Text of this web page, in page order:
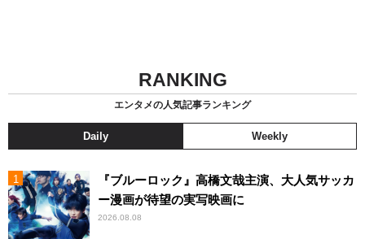
RANKING
エンタメの人気記事ランキング
Daily Weekly
『ブルーロック』高橋文哉主演、大人気サッカ
ー漫画が待望の実写映画に
2026.08.08